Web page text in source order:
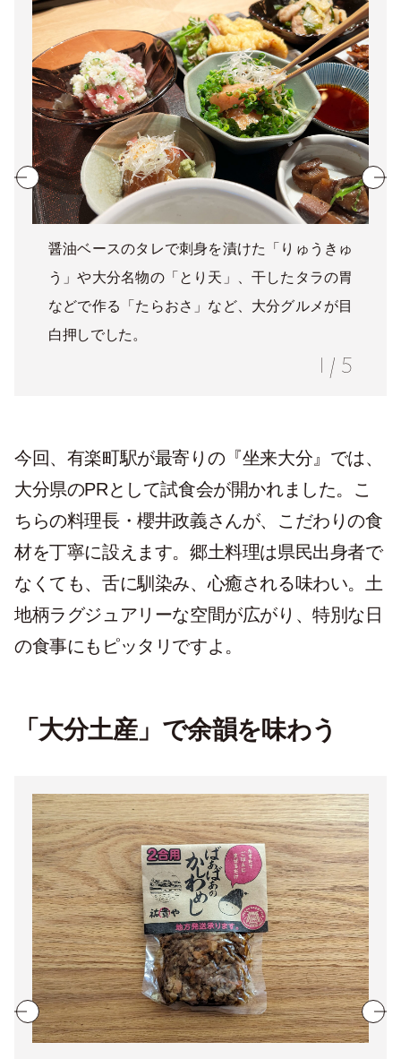
醤油ベースのタレで刺身を漬けた「りゅうきゅ
う」や大分名物の「とり天」、干したタラの胃
などで作る「たらおさ」など、大分グルメが目
白押しでした。
1 / 5
今回、有楽町駅が最寄りの『坐来大分』では、
大分県のPRとして試食会が開かれました。こ
ちらの料理長・櫻井政義さんが、こだわりの食
材を丁寧に設えます。郷土料理は県民出身者で
なくても、舌に馴染み、心癒される味わい。土
地柄ラグジュアリーな空間が広がり、特別な日
の食事にもピッタリですよ。
「大分土産」で余韻を味わう